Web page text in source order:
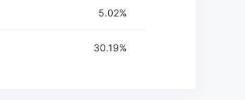
5.02%
30.19%